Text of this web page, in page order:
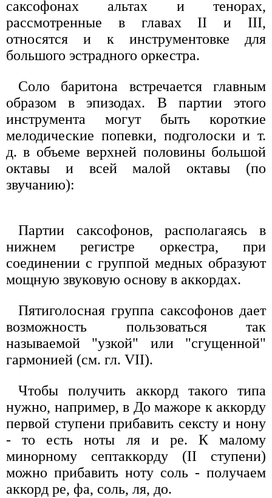
саксофонах альтах и тенорах,
рассмотренные в главах II и III,
относятся и к инструментовке для
большого эстрадного оркестра.
Соло баритона встречается главным
образом в эпизодах. В партии этого
инструмента могут быть короткие
мелодические попевки, подголоски и т.
д. в объеме верхней половины большой
октавы и всей малой октавы (по
звучанию):
Партии саксофонов, располагаясь в
нижнем регистре оркестра, при
соединении с группой медных образуют
мощную звуковую основу в аккордах.
Пятиголосная группа саксофонов дает
возможность пользоваться так
называемой "узкой" или "сгущенной"
гармонией (см. гл. VII).
Чтобы получить аккорд такого типа
нужно, например, в До мажоре к аккорду
первой ступени прибавить сексту и нону
- то есть ноты ля и ре. К малому
минорному септаккорду (II ступени)
можно прибавить ноту соль - получаем
аккорд ре, фа, соль, ля, до.